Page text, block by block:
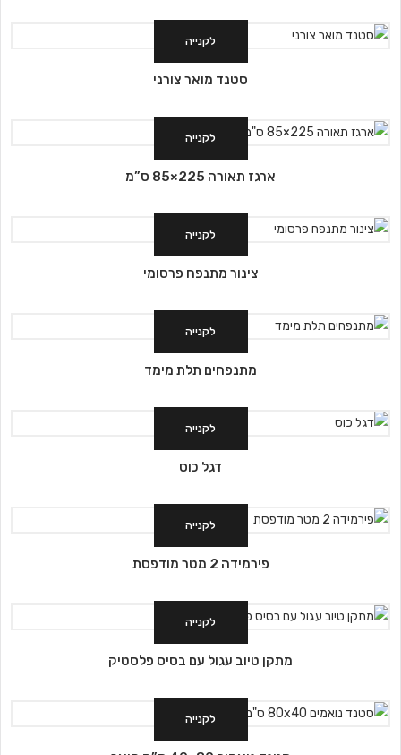
לקנייה
סטנד מואר צורני
לקנייה
ארגז תאורה 225×85 ס”מ
לקנייה
צינור מתנפח פרסומי
לקנייה
מתנפחים תלת מימד
לקנייה
דגל כוס
לקנייה
פירמידה 2 מטר מודפסת
לקנייה
מתקן טיוב עגול עם בסיס פלסטיק
לקנייה